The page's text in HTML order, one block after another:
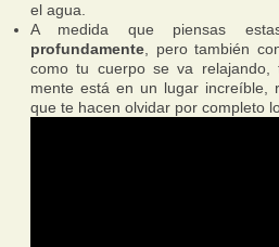
el agua.
A medida que piensas
profundamente , pero también
como tu cuerpo se va
mente está en un lugar increíble,
que te hacen olvidar por completo